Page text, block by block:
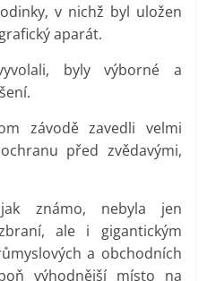
v nichž byl uložen
aparát.
byly výborné a
závodě zavedli velmi
před zvědavými,
známo, nebyla jen
ale i gigantickým
a obchodních
výhodnější místo na